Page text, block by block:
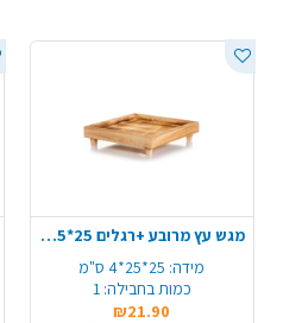
מגש עץ מרובע +רגלים 25*25*4 ס"מ - טבעי
מידה: 25*25*4 ס"מ
כמות בחבילה: 1
₪21.90